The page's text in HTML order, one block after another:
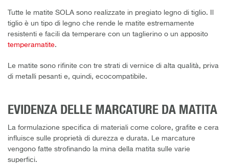
Tutte le matite SOLA sono realizzate in pregiato legno di tiglio. Il
tiglio è un tipo di legno che rende le matite estremamente
resistenti e facili da temperare con un taglierino o un apposito
temperamatite.
Le matite sono rifinite con tre strati di vernice di alta qualità, priva
di metalli pesanti e, quindi, ecocompatibile.
EVIDENZA DELLE MARCATURE DA MATITA
La formulazione specifica di materiali come colore, grafite e cera
influisce sulle proprietà di durezza e durata. Le marcature
vengono fatte strofinando la mina della matita sulle varie
superfici.